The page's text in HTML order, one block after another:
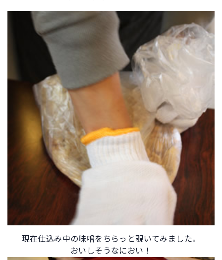
現在仕込み中の味噌をちらっと覗いてみました。
おいしそうなにおい！